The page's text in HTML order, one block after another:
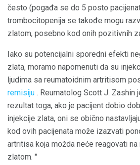
često (pogađa se do 5 posto
trombocitopenija se takođe mogu
zlatom, posebno kod onih pozitivnih
Iako su potencijalni sporedni efekti
zlata, moramo napomenuti da su
ljudima sa reumatoidnim artritisom
remisiju . Reumatolog Scott J. Zashin
rezultat toga, ako je pacijent dobio
injekcije zlata, oni se obično
kod ovih pacijenata može izazvati
artritisa koja možda neće reagovati
zlatom. "